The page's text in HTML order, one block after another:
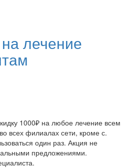
лечение
1000₽ на любое лечение всем
всех филиалах сети, кроме с.
один раз. Акция не
предложениями.